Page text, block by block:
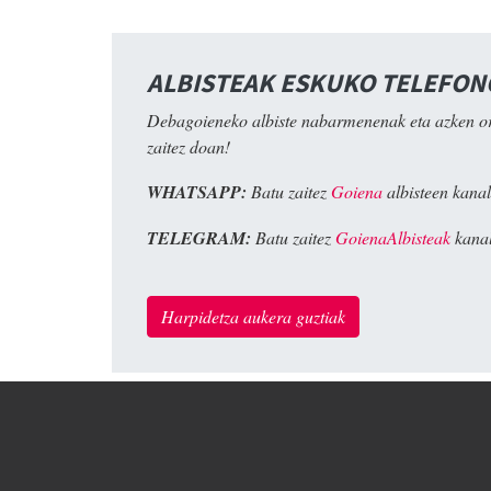
ALBISTEAK ESKUKO
Debagoieneko albiste nabarmenenak eta azken
zaitez doan!
WHATSAPP: Batu zaitezGoienaalbisteen
TELEGRAM: Batu zaitezGoienaAlbisteak
Harpidetza aukera guztiak